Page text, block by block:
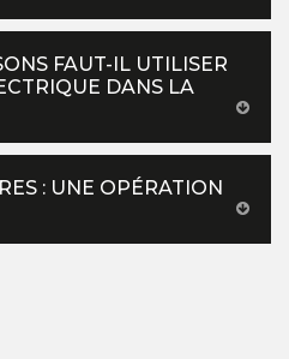
FAUT-IL UTILISER
DANS LA
: UNE OPÉRATION